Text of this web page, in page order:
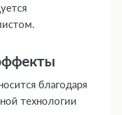
благодаря
технологии